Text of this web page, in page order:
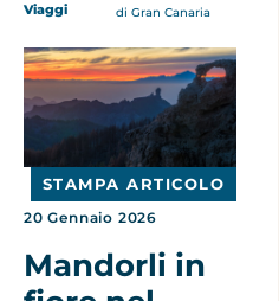
Viaggi
di Gran Canaria
STAMPA ARTICOLO
20 Gennaio 2026
Mandorli in